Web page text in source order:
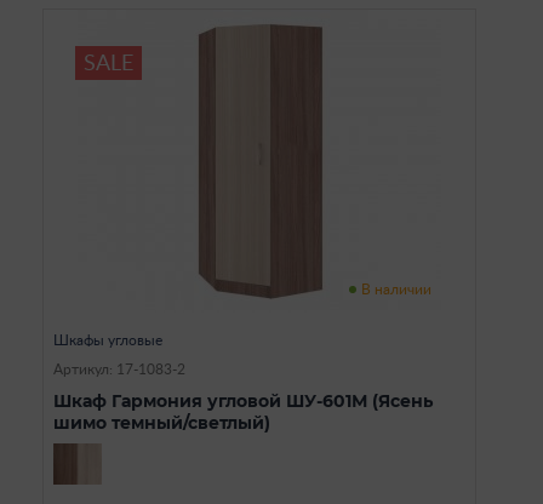
SALE
В наличии
Шкафы угловые
Артикул: 17-1083-2
Шкаф Гармония угловой ШУ-601М (Ясень
шимо темный/светлый)